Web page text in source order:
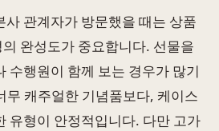
관계자가 방문했을 때는 상품
완성도가 중요합니다. 선물을
수행원이 함께 보는 경우가 많기
무 캐주얼한 기념품보다, 케이스
유형이 안정적입니다. 다만 고가